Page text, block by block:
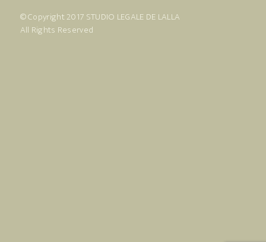
© Copyright 2017 STUDIO LEGALE DE LALLA
All Rights Reserved